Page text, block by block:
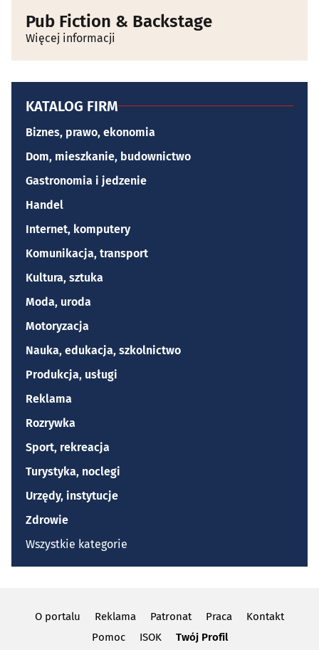
Pub Fiction & Backstage
Więcej informacji
KATALOG FIRM
Biznes, prawo, ekonomia
Dom, mieszkanie, budownictwo
Gastronomia i jedzenie
Handel
Internet, komputery
Komunikacja, transport
Kultura, sztuka
Moda, uroda
Motoryzacja
Nauka, edukacja, szkolnictwo
Produkcja, usługi
Reklama
Rozrywka
Sport, rekreacja
Turystyka, noclegi
Urzędy, instytucje
Zdrowie
Wszystkie kategorie
O portalu Reklama Patronat Praca
Kontakt
Pomoc
ISOK Twój Profil